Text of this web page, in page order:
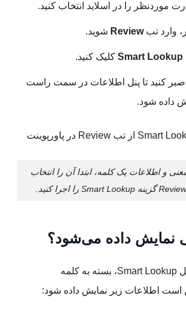
موردنظر را در اسلاید انتخاب کنید.
وارد تبReview شوید.
Smart Lookupکلیک کنید.
کنید تا پنل اطلاعات در سمت راست
داده شود.
و اطلاعات یک کلمه، ابتدا آن را انتخاب
نمایش داده می‌شود؟
پس از باز شدن پنل Smart Lookup، بسته به کلمه
است اطلاعات زیر نمایش داده شود: